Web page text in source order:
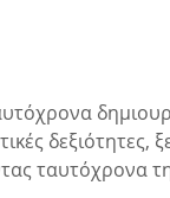
ταυτόχρονα